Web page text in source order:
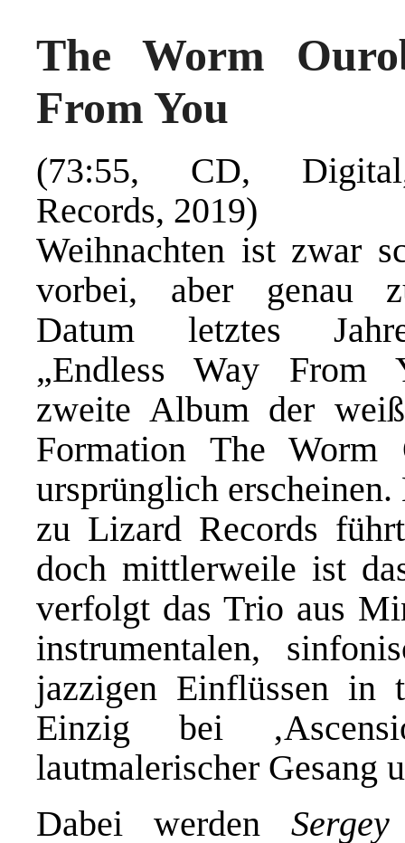
The Worm
From You
(73:55, CD,
Records, 2019)
Weihnachten ist zwar
vorbei, aber genau
Datum letztes
„Endless Way From
zweite Album der
Formation The Worm
ursprünglich
zu Lizard Records
doch mittlerweile ist
verfolgt das Trio aus
instrumentalen,
jazzigen Einflüssen in
Einzig bei
lautmalerischer Gesang
Dabei werden